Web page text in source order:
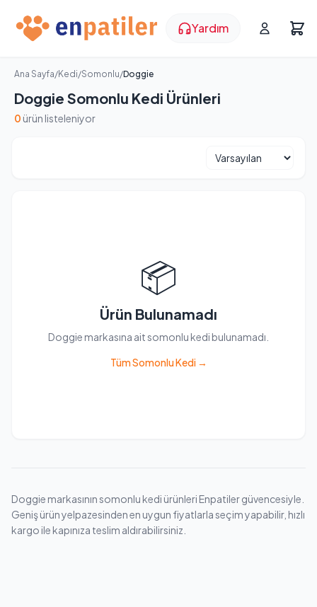
Yardım
Ana Sayfa/Kedi/Somonlu/Doggie
Doggie Somonlu Kedi Ürünleri
0 ürün listeleniyor
📦
Ürün Bulunamadı
Doggie markasına ait somonlu kedi bulunamadı.
Tüm Somonlu Kedi →
Doggie markasının somonlu kedi ürünleri Enpatiler güvencesiyle.
Geniş ürün yelpazesinden en uygun fiyatlarla seçim yapabilir, hızlı
kargo ile kapınıza teslim aldırabilirsiniz.